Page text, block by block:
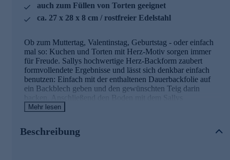
auch zum Füllen von Torten geeignet
ca. 27 x 28 x 8 cm / rostfreier Edelstahl
Ob zum Muttertag, Valentinstag, Geburtstag - oder einfach
mal so: Kuchen und Torten mit Herz-Motiv sorgen immer
für Freude. Sallys hochwertige Herz-Backform zaubert
formvollendete Ergebnisse und lässt sich denkbar einfach
benutzen: Einfach mit der enthaltenen Dauerbackfolie auf
ein Backblech geben und den gewünschten Teig darin
backen. Anschließend den Boden mit dem Sallys
Backformmesser aus der Form lösen, fertig ist der hübsche
gerade.
Mehr lesen
Beschreibung